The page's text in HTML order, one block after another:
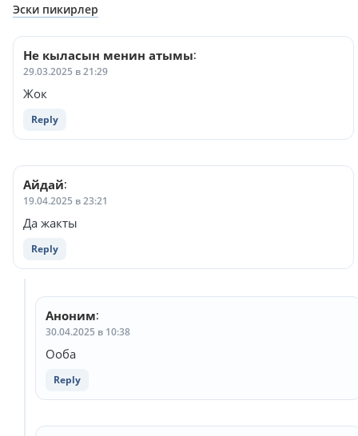
Навигация
комментариям
Эски пикирлер
Не кыласын менин атымы:
29.03.2025 в 21:29
Жок
Reply
Айдай:
19.04.2025 в 23:21
Да жакты
Reply
Аноним:
30.04.2025 в 10:38
Ооба
Reply